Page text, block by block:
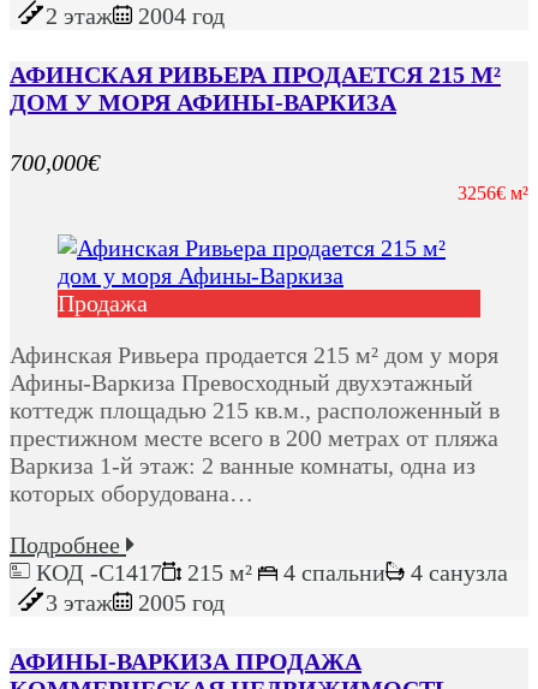
2 этаж
2004 год
АФИНСКАЯ РИВЬЕРА ПРОДАЕТСЯ 215 М²
ДОМ У МОРЯ АФИНЫ-ВАРКИЗА
700,000€
3256€ м²
Продажа
Афинская Ривьера продается 215 м² дом у моря
Афины-Варкиза Превосходный двухэтажный
коттедж площадью 215 кв.м., расположенный в
престижном месте всего в 200 метрах от пляжа
Варкиза 1-й этаж: 2 ванные комнаты, одна из
которых оборудована…
Подробнее
КОД -C1417
215 м² 4 спальни
4 санузла
3 этаж
2005 год
АФИНЫ-ВАРКИЗА ПРОДАЖА